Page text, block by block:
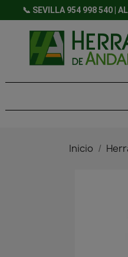
📞 SEVILLA 954 998 540 |
Inicio